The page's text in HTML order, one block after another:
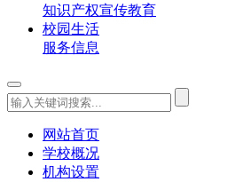
知识产权宣传教育
校园生活
服务信息
网站首页
学校概况
机构设置